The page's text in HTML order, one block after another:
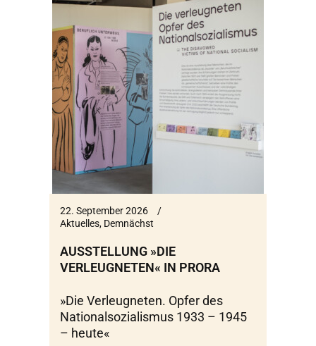
22. September 2026
Aktuelles, Demnächst
AUSSTELLUNG »DIE
VERLEUGNETEN« IN PRORA
»Die Verleugneten. Opfer des
Nationalsozialismus 1933 – 1945
– heute«